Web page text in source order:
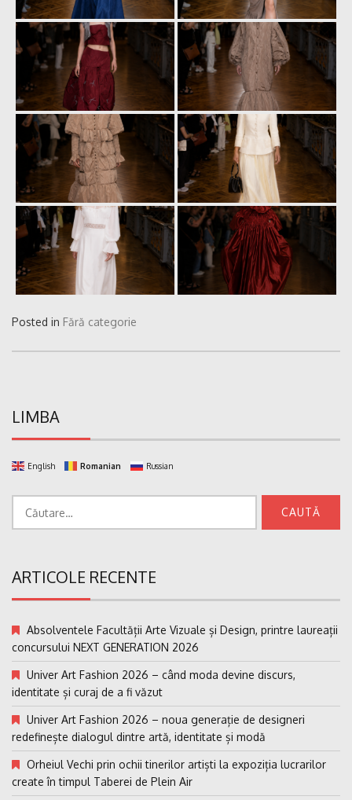
Posted in Fără categorie
LIMBA
English Romanian Russian
după:
ARTICOLE RECENTE
Absolventele Facultății Arte Vizuale și Design, printre laureații
concursului NEXT GENERATION 2026
Univer Art Fashion 2026 – când moda devine discurs,
identitate și curaj de a fi văzut
Univer Art Fashion 2026 – noua generație de designeri
redefinește dialogul dintre artă, identitate și modă
Orheiul Vechi prin ochii tinerilor artiști la expoziția lucrarilor
create în timpul Taberei de Plein Air